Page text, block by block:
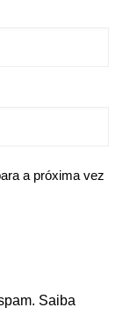
a próxima vez
Saiba